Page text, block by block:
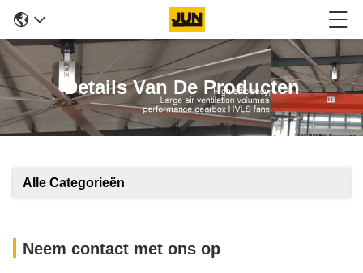
Details Van De Producten
Alle Categorieën
Neem contact met ons op